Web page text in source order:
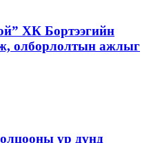
ХК Бортээгийн
олборлолтын ажлыг
үр дүнд